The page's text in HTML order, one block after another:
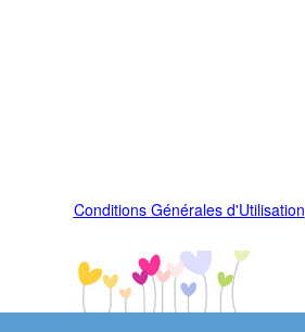
Conditions Générales d'Utilisation